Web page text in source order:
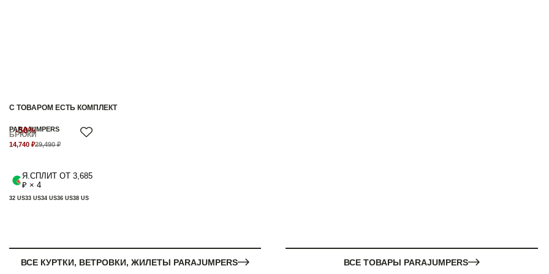
С ТОВАРОМ ЕСТЬ КОМПЛЕКТ
-50%
PARAJUMPERS
БРЮКИ
14,740 ₽29,490 ₽
Я.СПЛИТ ОТ 3,685
₽ × 4
32 US33 US34 US36 US38 US
ВСЕ КУРТКИ, ВЕТРОВКИ, ЖИЛЕТЫ PARAJUMPERS ВСЕ ТОВАРЫ PARAJUMPERS